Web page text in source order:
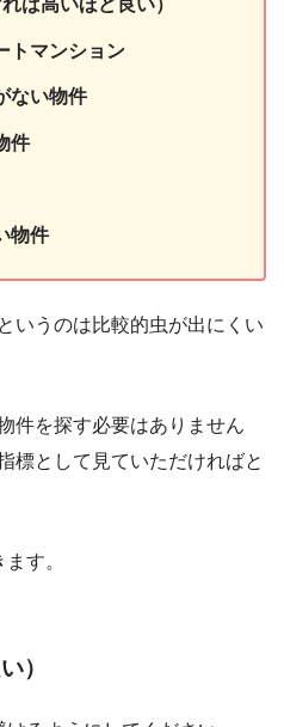
ば高いほど良い）
トマンション
ない物件
件
物件
いうのは比較的虫が出にくい
件を探す必要はありません
標として見ていただければと
す。
）